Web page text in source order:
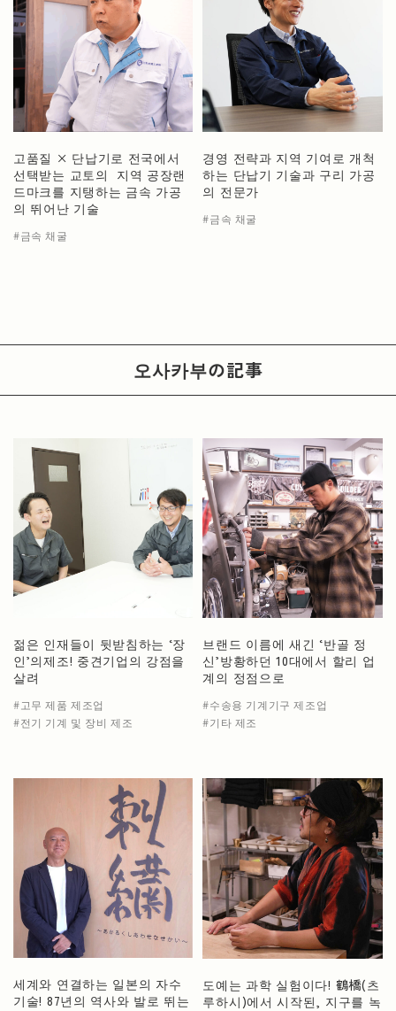
고품질 × 단납기로 전국에서
선택받는 교토의 지역 공장랜
드마크를 지탱하는 금속 가공
의 뛰어난 기술
금속 채굴
경영 전략과 지역 기여로 개척
하는 단납기 기술과 구리 가공
의 전문가
금속 채굴
오사카부の記事
젊은 인재들이 뒷받침하는 ‘장
인’의제조! 중견기업의 강점을
살려
고무 제품 제조업
전기 기계 및 장비 제조
브랜드 이름에 새긴 ‘반골 정
신’방황하던 10대에서 할리 업
계의 정점으로
수송용 기계기구 제조업
기타 제조
세계와 연결하는 일본의 자수
기술! 87년의 역사와 발로 뛰는
도예는 과학 실험이다! 鶴橋(츠
루하시)에서 시작된, 지구를 녹